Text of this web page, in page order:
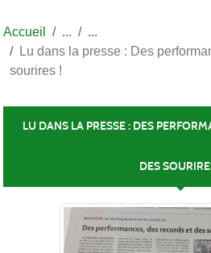
Accueil
Lu dans la presse : Des
sourires !
LU DANS LA PRESSE : DES
DES